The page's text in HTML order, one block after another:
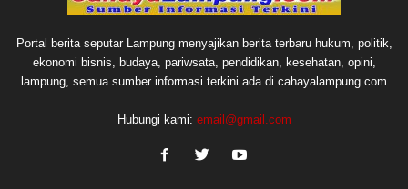
Portal berita seputar Lampung menyajikan berita terbaru hukum, politik,
ekonomi bisnis, budaya, pariwsata, pendidikan, kesehatan, opini,
lampung, semua sumber informasi terkini ada di cahayalampung.com
Hubungi kami: email@gmail.com